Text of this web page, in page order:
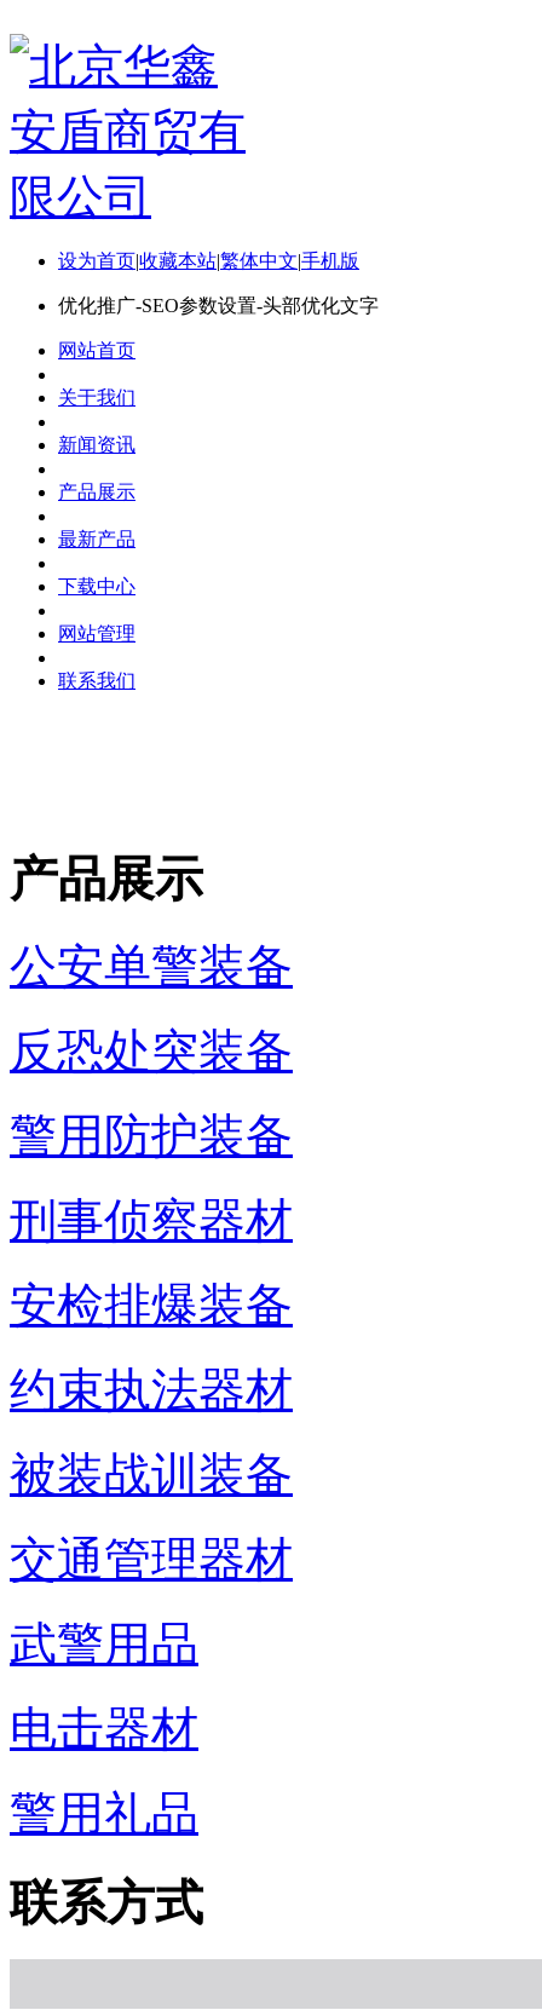
设为首页|收藏本站|繁体中文|手机版
优化推广-SEO参数设置-头部优化文字
网站首页
关于我们
新闻资讯
产品展示
最新产品
下载中心
网站管理
联系我们
产品展示
公安单警装备
反恐处突装备
警用防护装备
刑事侦察器材
安检排爆装备
约束执法器材
被装战训装备
交通管理器材
武警用品
电击器材
警用礼品
联系方式